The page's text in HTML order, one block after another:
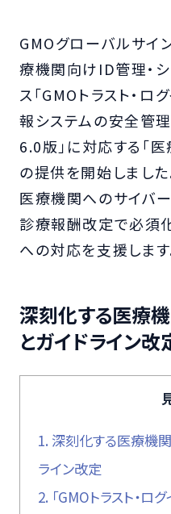
GMOグローバルサイ
療機関向けID管理・
ス「GMOトラスト・ロ
報システムの安全管
6.0版」に対応する「
の提供を開始しました
医療機関へのサイバ
診療報酬改定で必須
への対応を支援します
深刻化する医療
とガイドライン改
1. 深刻化する医療機
ライン改定
2. 「GMOトラスト・